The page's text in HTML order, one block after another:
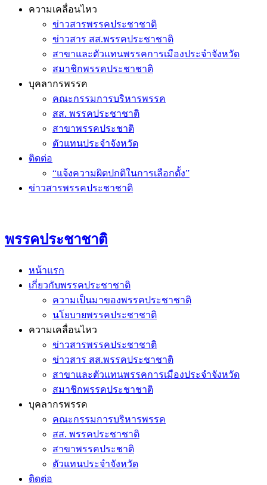
ความเคลื่อนไหว
ข่าวสารพรรคประชาชาติ
ข่าวสาร สส.พรรคประชาชาติ
สาขาและตัวแทนพรรคการเมืองประจำจังหวัด
สมาชิกพรรคประชาชาติ
บุคลากรพรรค
คณะกรรมการบริหารพรรค
สส. พรรคประชาชาติ
สาขาพรรคประชาติ
ตัวแทนประจำจังหวัด
ติดต่อ
“แจ้งความผิดปกติในการเลือกตั้ง”
ข่าวสารพรรคประชาชาติ
พรรคประชาชาติ
หน้าแรก
เกี่ยวกับพรรคประชาชาติ
ความเป็นมาของพรรคประชาชาติ
นโยบายพรรคประชาชาติ
ความเคลื่อนไหว
ข่าวสารพรรคประชาชาติ
ข่าวสาร สส.พรรคประชาชาติ
สาขาและตัวแทนพรรคการเมืองประจำจังหวัด
สมาชิกพรรคประชาชาติ
บุคลากรพรรค
คณะกรรมการบริหารพรรค
สส. พรรคประชาชาติ
สาขาพรรคประชาติ
ตัวแทนประจำจังหวัด
ติดต่อ